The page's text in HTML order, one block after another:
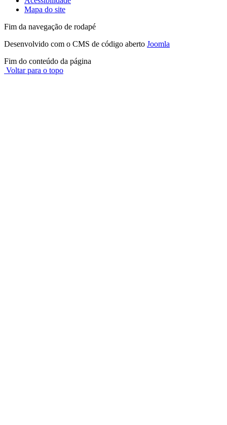
Mapa do site
Fim da navegação de rodapé
Desenvolvido com o CMS de código aberto Joomla
Fim do conteúdo da página
Voltar para o topo